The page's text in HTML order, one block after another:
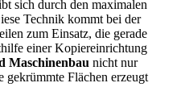
sich durch den maximalen
Technik kommt bei der
zum Einsatz, die gerade
einer Kopiereinrichtung
Maschinenbau nicht nur
gekrümmte Flächen erzeugt